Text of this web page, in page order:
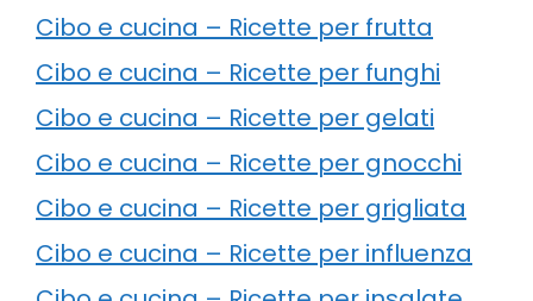
Cibo e cucina – Ricette per frutta
Cibo e cucina – Ricette per funghi
Cibo e cucina – Ricette per gelati
Cibo e cucina – Ricette per gnocchi
Cibo e cucina – Ricette per grigliata
Cibo e cucina – Ricette per influenza